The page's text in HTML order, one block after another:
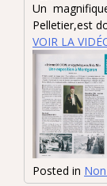
Un
Pelletier,est
VOIR LA
Posted in